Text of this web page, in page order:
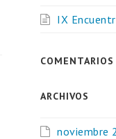
IX
ARCHIVOS
noviembre